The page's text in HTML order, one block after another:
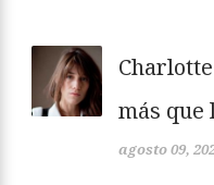
más que
agosto 09,